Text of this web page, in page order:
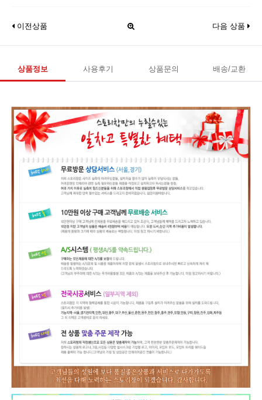
이전상품 다음 상품
상품정보 사용후기 상품문의 배송/교환